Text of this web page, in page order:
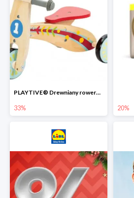
PLAYTIVE® Drewniany rowerek biegowy -33%
33% 20%